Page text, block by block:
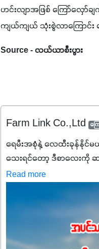
ဟင်းလျာအဖြစ် ကြော်လှော်ခ
ကျယ်ကျယ် သုံးစွဲလာကြောင်
Source - လယ်ယာစီးပွား
Farm Link Co.,Ltd ကြ
ရေမီးအစုံနဲ့ လေထီးခုန်နိုင်မ
သေးရင်တော့ ဒီစာလေးကို
မစ်အက်စစ်တို့ အချိုးကျ ပေ
နိုက်ထရိုဂျင် 19%ပါဝင်တဲ့
ချက်လုပ်မှုအားကောင်းစေ
သင့်တော်တဲ့ Phosphorus
တယ်။ ဒါ့အပြင် ပန်းပွင့်ခ
Potassium 8%က အပင်
Read more